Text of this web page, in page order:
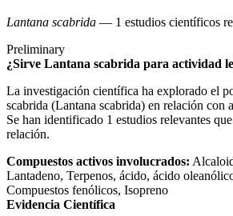
Lantana scabrida — 1 estudios científicos
Preliminary
¿Sirve Lantana scabrida para actividad
La investigación científica ha explorado el
scabrida (Lantana scabrida) en relación con
Se han identificado 1 estudios relevantes
relación.
Compuestos activos involucrados:
Lantadeno, Terpenos, ácido, ácido
Compuestos fenólicos, Isopreno
Evidencia Científica